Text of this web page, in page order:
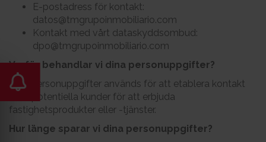
E-postadress för kontakt:
datos@tmgrupoinmobiliario.com
Kontakt med vårt dataskyddsombud:
dpo@tmgrupoinmobiliario.com
Varför behandlar vi dina personuppgifter?
Dina personuppgifter används för att etablera kontakt
med potentiella kunder för att erbjuda
fastighetsprodukter eller -tjänster.
Hur länge sparar vi dina personuppgifter?